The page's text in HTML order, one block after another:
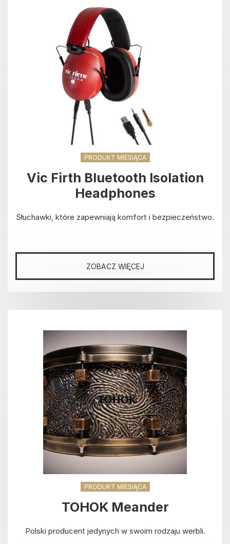
PRODUKT MIESIĄCA
Vic Firth Bluetooth Isolation
Headphones
Słuchawki, które zapewniają komfort i bezpieczeństwo.
ZOBACZ WIĘCEJ
PRODUKT MIESIĄCA
TOHOK Meander
Polski producent jedynych w swoim rodzaju werbli.